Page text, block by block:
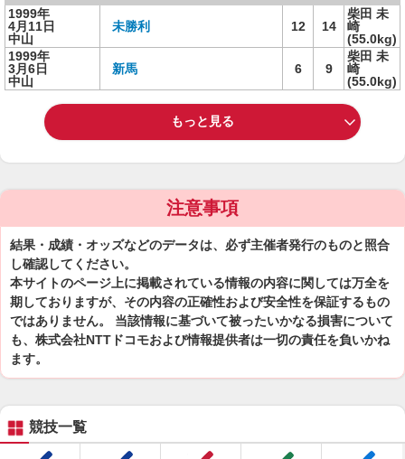
1999年
4月11日
中山
未勝利 12 14
柴田 未
崎
(55.0kg)
1999年
3月6日
中山
新馬 6 9
柴田 未
崎
(55.0kg)
もっと見る
注意事項
結果・成績・オッズなどのデータは、必ず主催者発行のものと照合
し確認してください。
本サイトのページ上に掲載されている情報の内容に関しては万全を
期しておりますが、その内容の正確性および安全性を保証するもの
ではありません。 当該情報に基づいて被ったいかなる損害について
も、株式会社NTTドコモおよび情報提供者は一切の責任を負いかね
ます。
競技一覧